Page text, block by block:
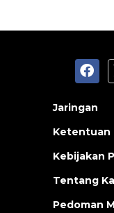
Jaringan
Ketentuan
Kebijakan
Tentang
Pedoman